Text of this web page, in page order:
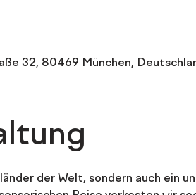
32, 80469 München,
der Welt, sondern auch ein